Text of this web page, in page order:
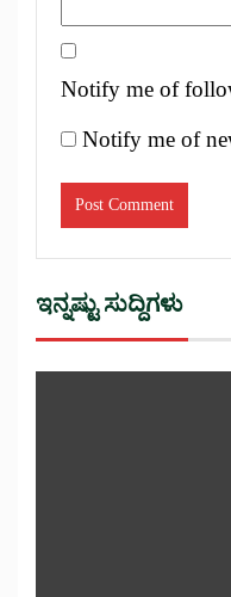
Notify me of
Notify me of
ಇನ್ನಷ್ಟು ಸುದ್ದಿಗಳು